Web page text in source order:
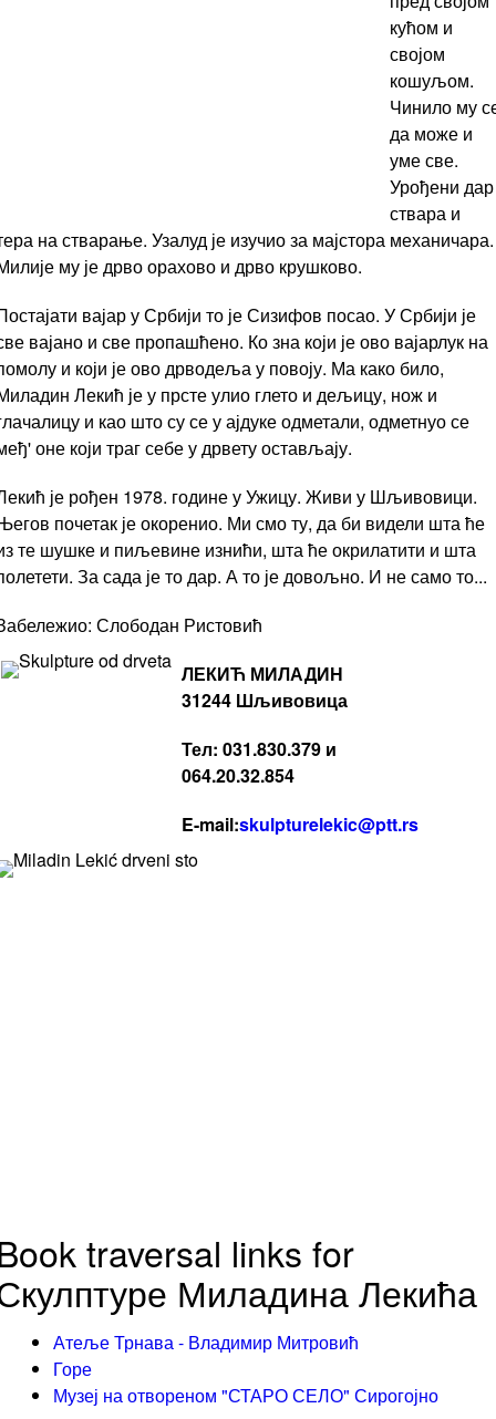
кућом и
својом
кошуљом.
Чинило му
да може и
уме све.
Урођени дар
ствара и
на стварање. Узалуд је изучио за мајстора механичара.
му је дрво орахово и дрво крушково.
вајар у Србији то је Сизифов посао. У Србији је
вајано и све пропашћено. Ко зна који је ово вајарлук на
и који је ово дрводеља у повоју. Ма како било,
Лекић је у прсте улио глето и дељицу, нож и
и као што су се у ајдуке одметали, одметнуо се
оне који траг себе у дрвету остављају.
је рођен 1978. године у Ужицу. Живи у Шљивовици.
почетак је окоренио. Ми смо ту, да би видели шта ће
те шушке и пиљевине изнићи, шта ће окрилатити и шта
За сада је то дар. А то је довољно. И не само то...
Слободан Ристовић
ЛЕКИЋ МИЛАДИН
31244 Шљивовица
Тел: 031.830.379 и
064.20.32.854
E-mail:skulpturelekic@ptt.rs
traversal links for
Миладина Лекића
Атеље Трнава - Владимир Митровић
Горе
Музеј на отвореном "СТАРО СЕЛО" Сирогојно